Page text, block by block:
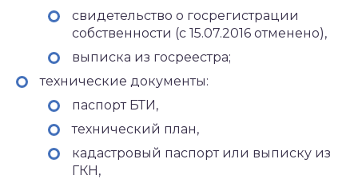
свидетельство о госрегистрации
собственности (с 15.07.2016 отменено),
выписка из госреестра;
технические документы:
паспорт БТИ,
технический план,
кадастровый паспорт или выписку из
ГКН,